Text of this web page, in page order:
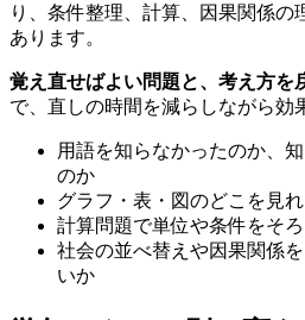
り、条件整理、計算、因果関係の
あります。
覚え直せばよい問題と、考え方を
で、直しの時間を減らしながら効
用語を知らなかったのか、
のか
グラフ・表・図のどこを見
計算問題で単位や条件をそ
社会の並べ替えや因果関係
いか